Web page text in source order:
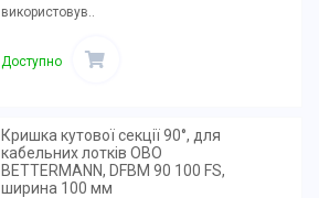
використовув..
Доступно
Кришка кутової секції 90°, для
кабельних лотків OBO
BETTERMANN, DFBM 90 100 FS,
ширина 100 мм